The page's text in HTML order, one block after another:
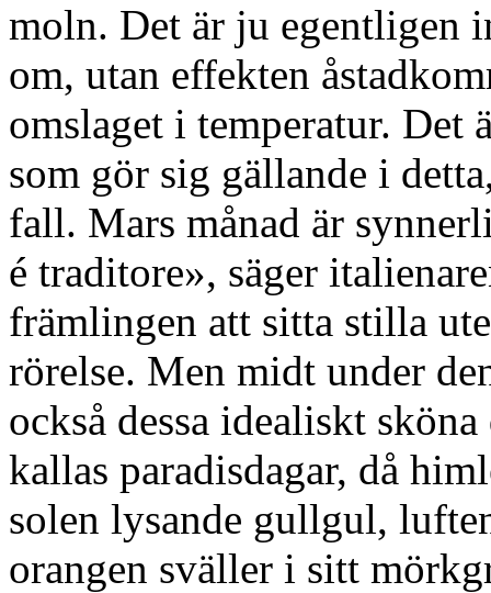
moln. Det är ju egentligen
om, utan effekten
omslaget i temperatur. Det
som gör sig gällande i
fall. Mars månad är
é traditore», säger
främlingen att sitta stilla
rörelse. Men midt under
också dessa idealiskt
kallas paradisdagar, då
solen lysande gullgul,
orangen sväller i sitt